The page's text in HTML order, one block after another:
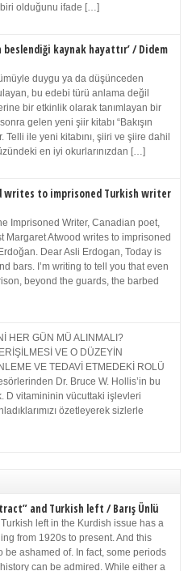
biri olduğunu ifade […]
beslendiği kaynak hayattır’ / Didem
duygu ya da düşünceden
bu edebi türü anlama değil
bir etkinlik olarak tanımlayan bir
gelen yeni şiir kitabı “Bakışın
Telli ile yeni kitabını, şiiri ve şiire dahil
en iyi okurlarınızdan […]
writes to imprisoned Turkish writer
Imprisoned Writer, Canadian poet,
Margaret Atwood writes to imprisoned
Dear Asli Erdogan, Today is
bars. I’m writing to tell you that even
beyond the guards, the barbed
HER GÜN MÜ ALINMALI?
VE O DÜZEYİN
VE TEDAVİ ETMEDEKİ ROLÜ
Dr. Bruce W. Hollis’in bu
D vitamininin vücuttaki işlevleri
özetleyerek sizlerle
and Turkish left / Barış Ünlü
left in the Kurdish issue has a
from 1920s to present. And this
be ashamed of. In fact, some periods
can be admired. While either a